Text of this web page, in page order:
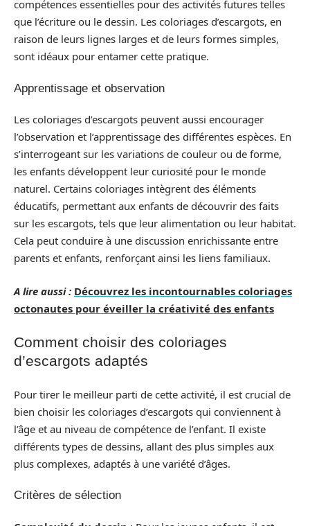
compétences essentielles pour des activités futures telles
que l’écriture ou le dessin. Les coloriages d’escargots, en
raison de leurs lignes larges et de leurs formes simples,
sont idéaux pour entamer cette pratique.
Apprentissage et observation
Les coloriages d’escargots peuvent aussi encourager
l’observation et l’apprentissage des différentes espèces. En
s’interrogeant sur les variations de couleur ou de forme,
les enfants développent leur curiosité pour le monde
naturel. Certains coloriages intègrent des éléments
éducatifs, permettant aux enfants de découvrir des faits
sur les escargots, tels que leur alimentation ou leur habitat.
Cela peut conduire à une discussion enrichissante entre
parents et enfants, renforçant ainsi les liens familiaux.
A lire aussi : Découvrez les incontournables coloriages
octonautes pour éveiller la créativité des enfants
Comment choisir des coloriages
d’escargots adaptés
Pour tirer le meilleur parti de cette activité, il est crucial de
bien choisir les coloriages d’escargots qui conviennent à
l’âge et au niveau de compétence de l’enfant. Il existe
différents types de dessins, allant des plus simples aux
plus complexes, adaptés à une variété d’âges.
Critères de sélection